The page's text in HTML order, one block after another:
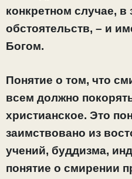
конкретном случае, в
обстоятельств, – и
Богом.
Понятие о том, что
всем должно
христианское. Это
заимствовано из
учений, буддизма,
понятие о смирении